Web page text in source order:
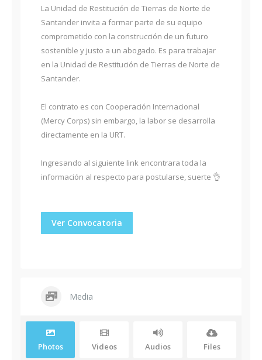
La Unidad de Restitución de Tierras de Norte de
Santander invita a formar parte de su equipo
comprometido con la construcción de un futuro
sostenible y justo a un abogado. Es para trabajar
en la Unidad de Restitución de Tierras de Norte de
Santander.
El contrato es con Cooperación Internacional
(Mercy Corps) sin embargo, la labor se desarrolla
directamente en la URT.
Ingresando al siguiente link encontrara toda la
información al respecto para postularse, suerte 👌
Ver Convocatoria
Media
Photos Videos Audios Files